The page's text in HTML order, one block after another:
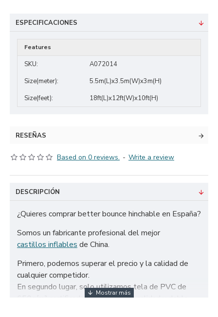
ESPECIFICACIONES
Features
SKU:
A072014
Size(meter):
5.5m(L)x3.5m(W)x3m(H)
Size(feet):
18ft(L)x12ft(W)x10ft(H)
RESEÑAS
Based on 0 reviews. - Write a review
DESCRIPCIÓN
¿Quieres comprar better bounce hinchable en España?
Somos un fabricante profesional del mejor
castillos inflables de China.
Primero, podemos superar el precio y la calidad de
cualquier competidor.
En segundo lugar, solo utilizamos tela de PVC de
650g/m² certificada de la más alta calidad y doble